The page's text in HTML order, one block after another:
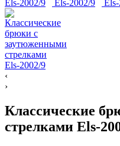
‹
›
Классические
стрелками Els-